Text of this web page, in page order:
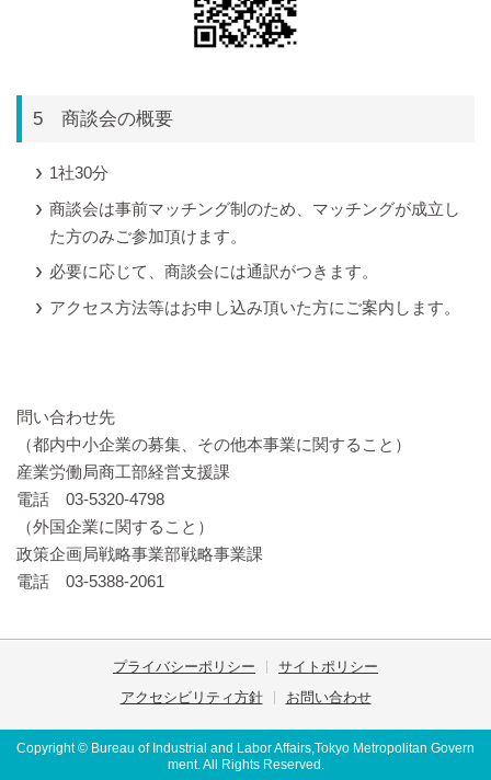
5 商談会の概要
1社30分
商談会は事前マッチング制のため、マッチングが成立し
た方のみご参加頂けます。
必要に応じて、商談会には通訳がつきます。
アクセス方法等はお申し込み頂いた方にご案内します。
問い合わせ先
（都内中小企業の募集、その他本事業に関すること）
産業労働局商工部経営支援課
電話 03-5320-4798
（外国企業に関すること）
政策企画局戦略事業部戦略事業課
電話 03-5388-2061
プライバシーポリシー
サイトポリシー
アクセシビリティ方針
お問い合わせ
Copyright © Bureau of Industrial and Labor Affairs,Tokyo Metropolitan Govern
ment. All Rights Reserved.